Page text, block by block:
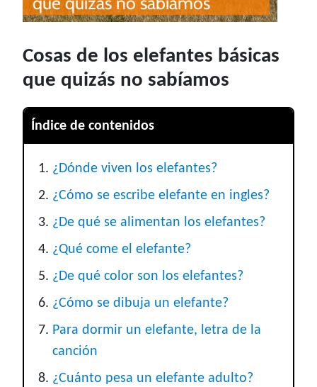
Cosas de los elefantes básicas
que quizás no sabíamos
Índice de contenidos
¿Dónde viven los elefantes?
¿Cómo se escribe elefante en ingles?
¿De qué se alimentan los elefantes?
¿Qué come el elefante?
¿De qué color son los elefantes?
¿Cómo se dibuja un elefante?
Para dormir un elefante, letra de la
canción
¿Cuánto pesa un elefante adulto?